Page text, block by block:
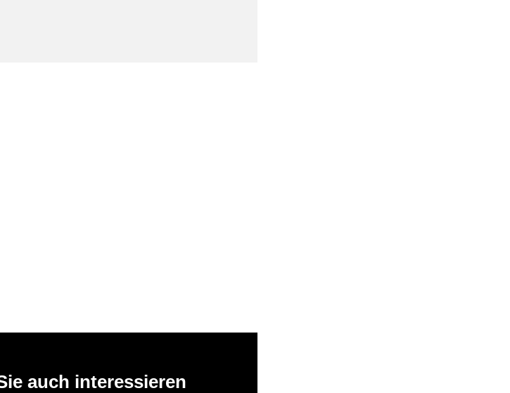
auch interessieren